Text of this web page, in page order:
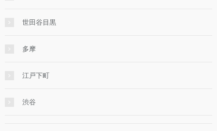
世田谷目黒
多摩
江戸下町
渋谷